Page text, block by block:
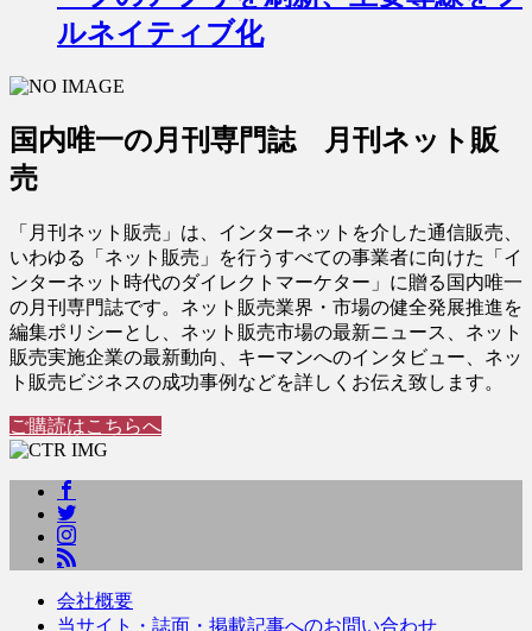
ルネイティブ化
国内唯一の月刊専門誌 月刊ネット販
売
「月刊ネット販売」は、インターネットを介した通信販売、
いわゆる「ネット販売」を行うすべての事業者に向けた「イ
ンターネット時代のダイレクトマーケター」に贈る国内唯一
の月刊専門誌です。ネット販売業界・市場の健全発展推進を
編集ポリシーとし、ネット販売市場の最新ニュース、ネット
販売実施企業の最新動向、キーマンへのインタビュー、ネッ
ト販売ビジネスの成功事例などを詳しくお伝え致します。
ご購読はこちらへ
会社概要
当サイト・誌面・掲載記事へのお問い合わせ